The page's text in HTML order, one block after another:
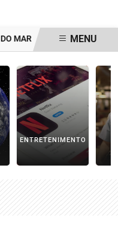
MULHER É AGREDIDA E
MENU
ENTRETENIMENTO